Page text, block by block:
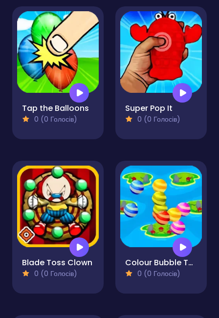
Tap the Balloons
0 (0 Голосів)
Super Pop It
0 (0 Голосів)
Blade Toss Clown
0 (0 Голосів)
Colour Bubble Touch
0 (0 Голосів)